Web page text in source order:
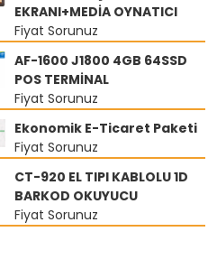
EKRANI+MEDİA OYNATICI
Fiyat Sorunuz
AF-1600 J1800 4GB 64SSD
POS TERMİNAL
Fiyat Sorunuz
Ekonomik E-Ticaret Paketi
Fiyat Sorunuz
CT-920 EL TIPI KABLOLU 1D
BARKOD OKUYUCU
Fiyat Sorunuz